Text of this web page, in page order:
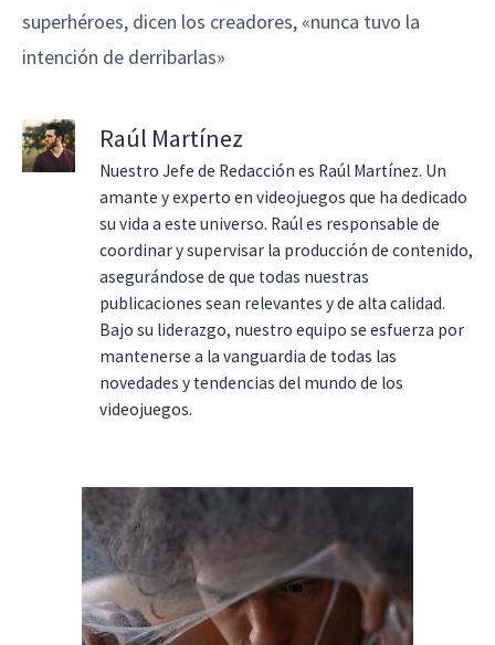
superhéroes, dicen los creadores, «nunca tuvo la
intención de derribarlas»
Raúl Martínez
Nuestro Jefe de Redacción es Raúl Martínez. Un
amante y experto en videojuegos que ha dedicado
su vida a este universo. Raúl es responsable de
coordinar y supervisar la producción de contenido,
asegurándose de que todas nuestras
publicaciones sean relevantes y de alta calidad.
Bajo su liderazgo, nuestro equipo se esfuerza por
mantenerse a la vanguardia de todas las
novedades y tendencias del mundo de los
videojuegos.